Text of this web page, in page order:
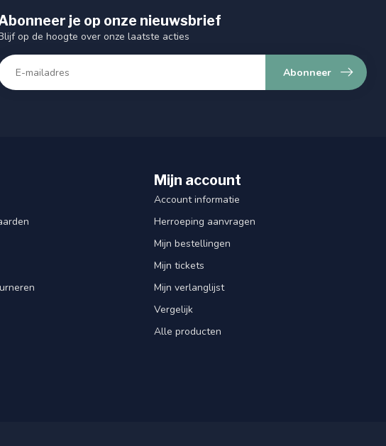
je op onze nieuwsbrief
op de hoogte over onze laatste acties
Abonneer
Mijn account
Account informatie
Herroeping aanvragen
Mijn bestellingen
Mijn tickets
Mijn verlanglijst
Vergelijk
Alle producten